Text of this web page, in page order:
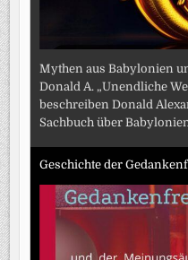
Mythen aus Babylonien
Donald A. „Unendliche
beschreiben Donald
Sachbuch über
Geschichte der